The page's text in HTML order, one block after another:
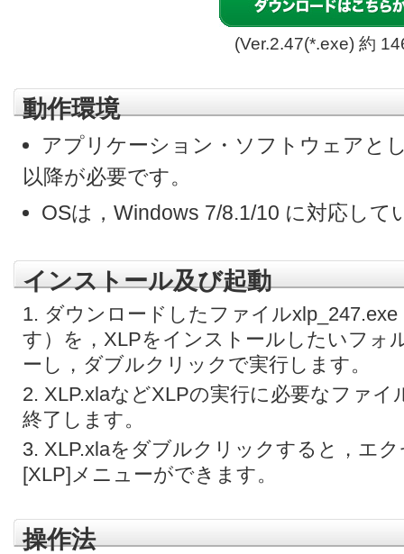
(Ver.2.47(*.exe) 約
動作環境
アプリケーション・ソフトウェアと
以降が必要です。
OSは，Windows 7/8.1/10 に対応して
インストール及び起動
ダウンロードしたファイル
す）を，XLPをインストールしたいフォ
ーし，ダブルクリックで実行します。
XLP.xlaなどXLPの実行に必要なファ
終了します。
XLP.xlaをダブルクリックすると，エ
[XLP]メニューができます。
操作法